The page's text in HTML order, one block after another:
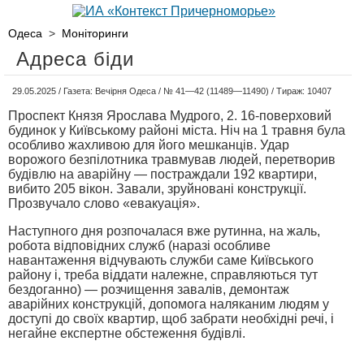
Одеса > Моніторинги
Адреса біди
29.05.2025 / Газета: Вечірня Одеса / № 41—42 (11489—11490) / Тираж: 10407
Проспект Князя Ярослава Мудрого, 2. 16-поверховий
будинок у Київському районі міста. Ніч на 1 травня була
особливо жахливою для його мешканців. Удар
ворожого безпілотника травмував людей, перетворив
будівлю на аварійну — постраждали 192 квартири,
вибито 205 вікон. Завали, зруйновані конструкції.
Прозвучало слово «евакуація».
Наступного дня розпочалася вже рутинна, на жаль,
робота відповідних служб (наразі особливе
навантаження відчувають служби саме Київського
району і, треба віддати належне, справляються тут
бездоганно) — розчищення завалів, демонтаж
аварійних конструкцій, допомога наляканим людям у
доступі до своїх квартир, щоб забрати необхідні речі, і
негайне експертне обстеження будівлі.